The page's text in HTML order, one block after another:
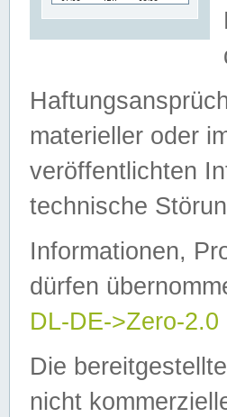
materieller oder
veröffentlichten
technische
Informationen,
dürfen
DL-DE->Zero-2.0
Die
nicht